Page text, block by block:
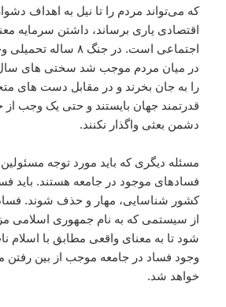
که مى‌تواند مردم را تا نیل به اهداف
اقتصادى یارى برساند، داشتن سرمایه
اجتماعى است. در جنگ ۸
در میان مردم موجب شد سختى هاى سال
را به جان بخرند و در مقابل دست هاى
قدرتمند جهان بایستند و حتى یک وجب از
دشمن بعثى واگذار نکنند.
مسئله دیگرى که باید مورد توجه مسئولین
فسادهاى موجود در جامعه هستند. باید
کشور شناسایى، مهار و حذف شوند.
از سیستمى که به نام جمهورى اسلامى
شود تا به معناى واقعى مطابق با اسلام
وجود فساد در جامعه موجب از بین رفتن
خواهد شد.